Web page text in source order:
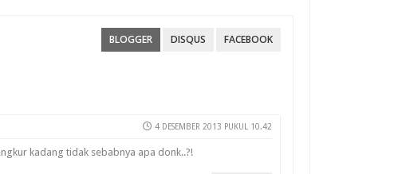
BLOGGER DISQUS FACEBOOK
4 DESEMBER 2013 PUKUL 10.42
kadang tidak sebabnya apa donk..?!